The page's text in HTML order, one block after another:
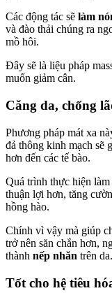
Các động tác sẽ làm
và đào thải chúng ra
mồ hôi.
Đây sẽ là liệu pháp
muốn giảm cân.
Căng da, chống
Phương pháp mát xa
đả thông kinh mạch sẽ
hơn đến các tế bào.
Quá trình thực hiện
thuận lợi hơn, tăng
hồng hào.
Chính vì vậy mà giúp
trở nên săn chắn hơn,
thành nếp nhăn trên da.
Tốt cho hệ tiêu